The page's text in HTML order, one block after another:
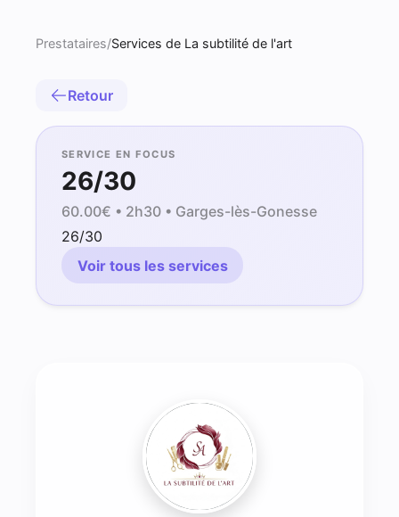
Prestataires/Services de La subtilité de l'art
Retour
SERVICE EN FOCUS
26/30
60.00€ • 2h30 • Garges-lès-Gonesse
26/30
Voir tous les services